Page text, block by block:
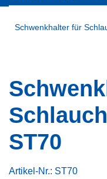
Schwenkhalter für
ST70
Artikel-Nr.: ST70